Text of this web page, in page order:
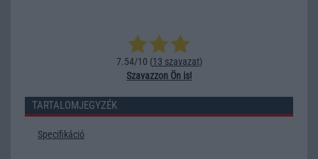
7.54/10 (13 szavazat)
Szavazzon Ön is!
TARTALOMJEGYZÉK
Specifikáció